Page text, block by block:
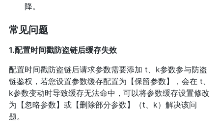
降。
常见问题
1.配置时间戳防盗链后缓存失效
配置时间戳防盗链后请求参数需要添加 t、k参数参与防盗
链鉴权，若您设置参数缓存配置为【保留参数】，会在 t、
k参数变动时导致缓存无法命中，可以将参数缓存设置修改
为【忽略参数】或【删除部分参数】（t、k）解决该问
题。